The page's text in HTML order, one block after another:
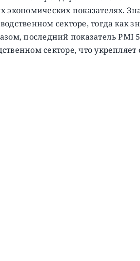
экономических показателях.
секторе, тогда как
последний показатель PMI
секторе, что